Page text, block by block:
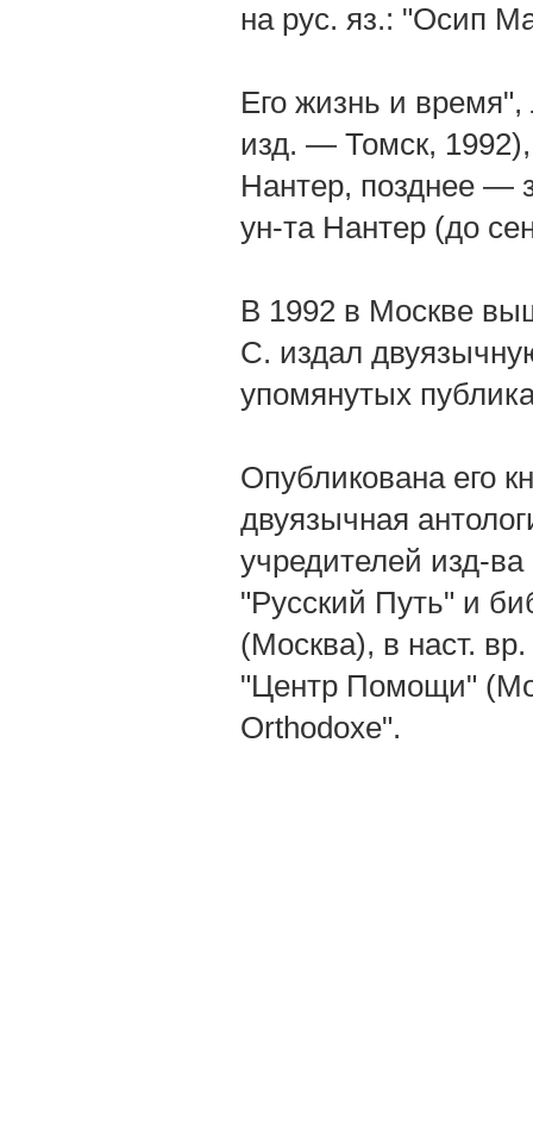
на рус. яз.: "Осип
Его жизнь и
изд. — Томск,
Нантер, позднее —
ун-та Нантер (до
В 1992 в Москве
С. издал
упомянутых
Опубликована его
двуязычная
учредителей изд-
"Русский Путь" и
(Москва), в наст.
"Центр Помощи"
Orthodoxe".